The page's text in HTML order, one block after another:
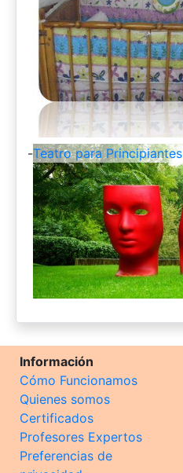
-Teatro para Principiantes
Información
Cómo Funcionamos
Quienes somos
Certificados
Profesores Expertos
Preferencias de